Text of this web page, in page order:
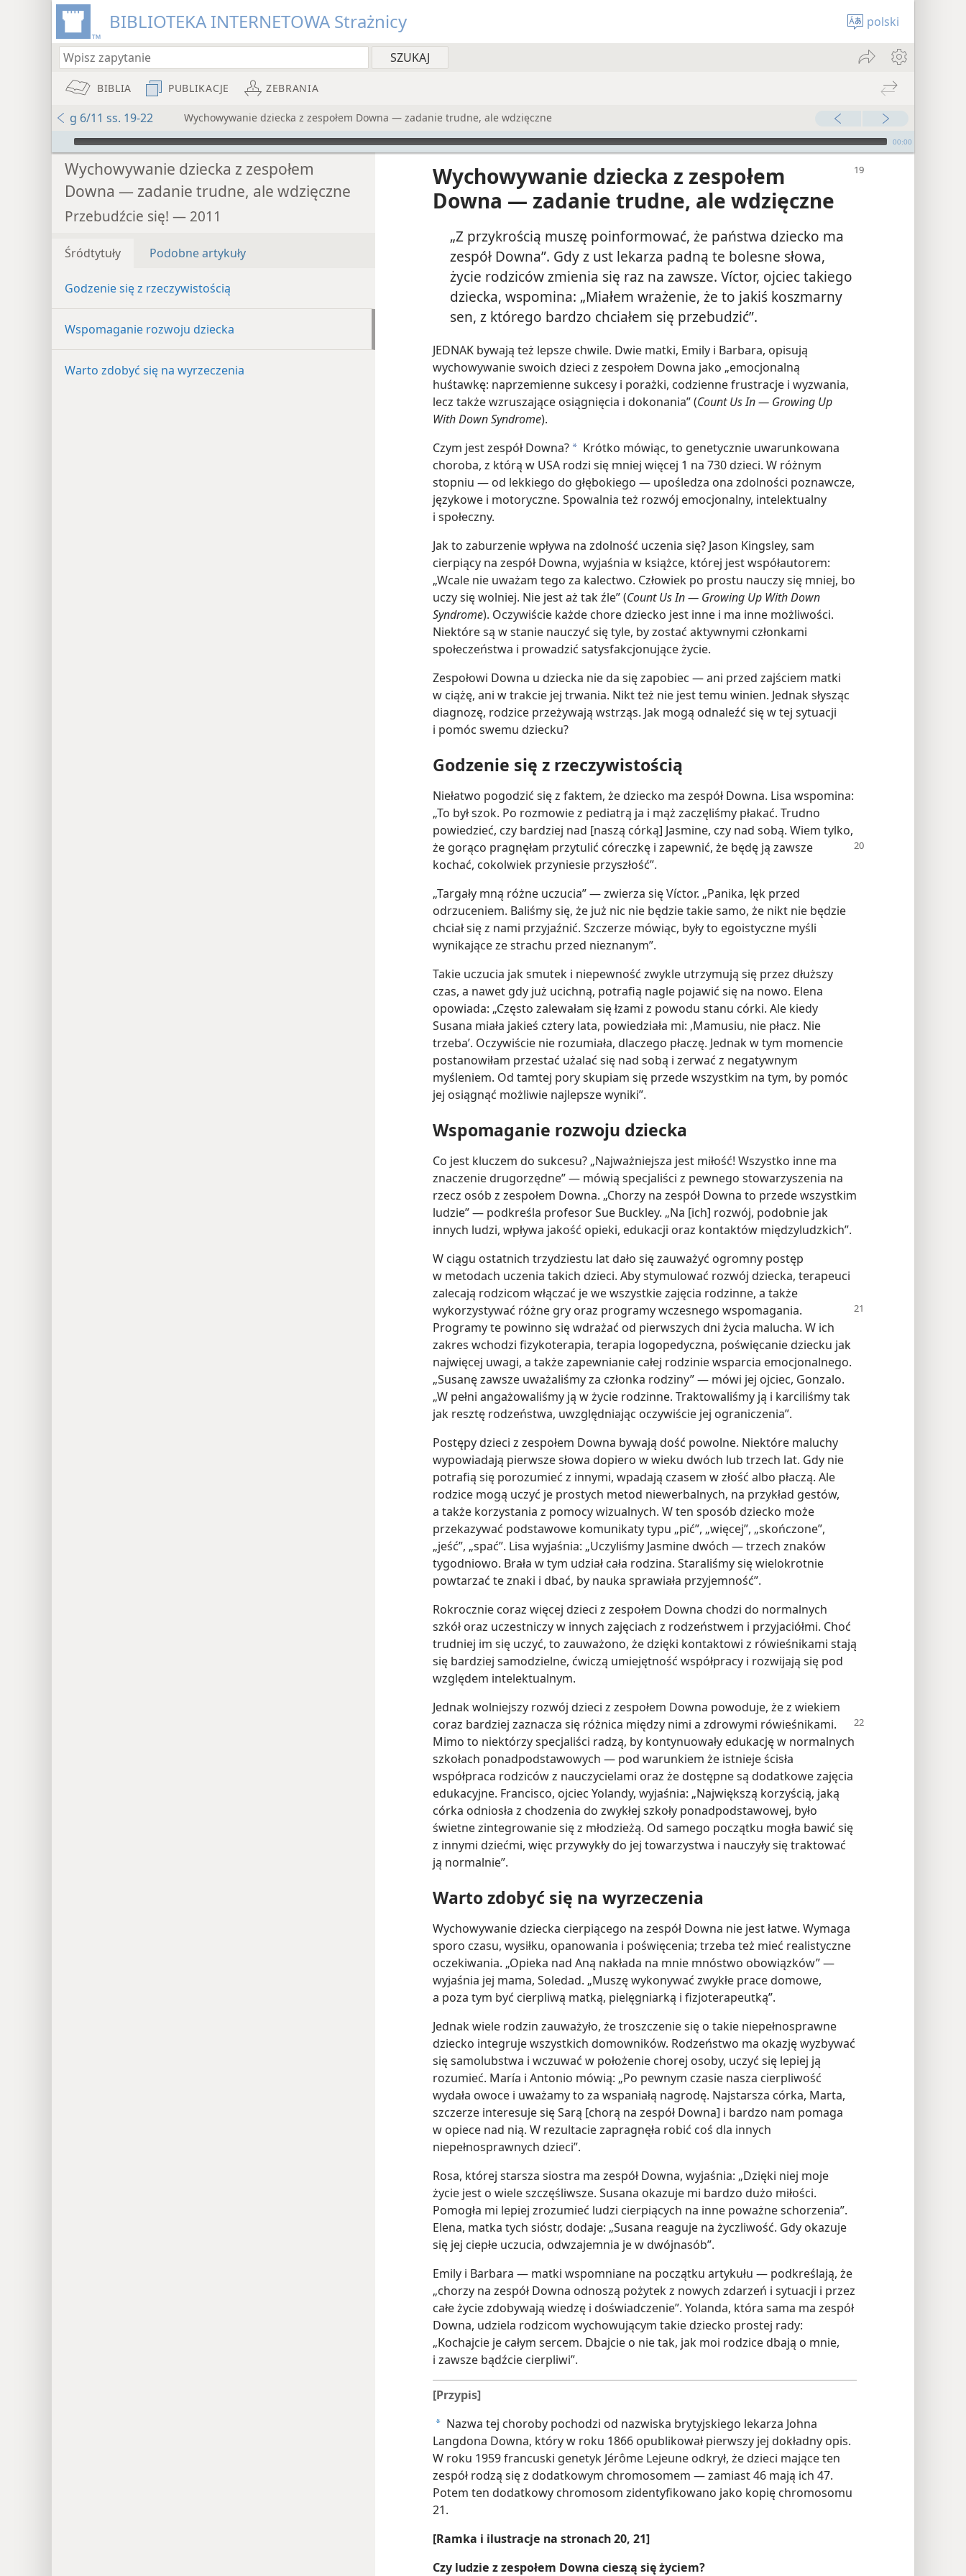
BIBLIOTEKA INTERNETOWA Strażnicy polski
BIBLIA PUBLIKACJE ZEBRANIA
g 6/11 ss. 19-22 Wychowywanie dziecka z zespołem Downa — zadanie trudne, ale wdzięczne
Audio Player 00:00
Wychowywanie dziecka z zespołem
Downa — zadanie trudne, ale wdzięczne
Przebudźcie się! — 2011
Śródtytuły Podobne artykuły
Godzenie się z rzeczywistością
Wspomaganie rozwoju dziecka
Warto zdobyć się na wyrzeczenia
Wychowywanie dziecka z zespołem
Downa — zadanie trudne, ale wdzięczne
„Z przykrością muszę poinformować, że państwa dziecko ma
zespół Downa”. Gdy z ust lekarza padną te bolesne słowa,
życie rodziców zmienia się raz na zawsze. Víctor, ojciec takiego
dziecka, wspomina: „Miałem wrażenie, że to jakiś koszmarny
sen, z którego bardzo chciałem się przebudzić”.
JEDNAK bywają też lepsze chwile. Dwie matki, Emily i Barbara, opisują
wychowywanie swoich dzieci z zespołem Downa jako „emocjonalną
huśtawkę: naprzemienne sukcesy i porażki, codzienne frustracje i wyzwania,
lecz także wzruszające osiągnięcia i dokonania” (Count Us In — Growing Up
With Down Syndrome).
Czym jest zespół Downa? a Krótko mówiąc, to genetycznie uwarunkowana
choroba, z którą w USA rodzi się mniej więcej 1 na 730 dzieci. W różnym
stopniu — od lekkiego do głębokiego — upośledza ona zdolności poznawcze,
językowe i motoryczne. Spowalnia też rozwój emocjonalny, intelektualny
i społeczny.
Jak to zaburzenie wpływa na zdolność uczenia się? Jason Kingsley, sam
cierpiący na zespół Downa, wyjaśnia w książce, której jest współautorem:
„Wcale nie uważam tego za kalectwo. Człowiek po prostu nauczy się mniej, bo
uczy się wolniej. Nie jest aż tak źle” (Count Us In — Growing Up With Down
Syndrome). Oczywiście każde chore dziecko jest inne i ma inne możliwości.
Niektóre są w stanie nauczyć się tyle, by zostać aktywnymi członkami
społeczeństwa i prowadzić satysfakcjonujące życie.
Zespołowi Downa u dziecka nie da się zapobiec — ani przed zajściem matki
w ciążę, ani w trakcie jej trwania. Nikt też nie jest temu winien. Jednak słysząc
diagnozę, rodzice przeżywają wstrząs. Jak mogą odnaleźć się w tej sytuacji
i pomóc swemu dziecku?
Godzenie się z rzeczywistością
Niełatwo pogodzić się z faktem, że dziecko ma zespół Downa. Lisa wspomina:
„To był szok. Po rozmowie z pediatrą ja i mąż zaczęliśmy płakać. Trudno
powiedzieć, czy bardziej nad [naszą córką] Jasmine, czy nad sobą. Wiem tylko,
że gorąco pragnęłam przytulić córeczkę i zapewnić, że będę ją zawsze
kochać, cokolwiek przyniesie przyszłość”.
„Targały mną różne uczucia” — zwierza się Víctor. „Panika, lęk przed
odrzuceniem. Baliśmy się, że już nic nie będzie takie samo, że nikt nie będzie
chciał się z nami przyjaźnić. Szczerze mówiąc, były to egoistyczne myśli
wynikające ze strachu przed nieznanym”.
Takie uczucia jak smutek i niepewność zwykle utrzymują się przez dłuższy
czas, a nawet gdy już ucichną, potrafią nagle pojawić się na nowo. Elena
opowiada: „Często zalewałam się łzami z powodu stanu córki. Ale kiedy
Susana miała jakieś cztery lata, powiedziała mi: ‚Mamusiu, nie płacz. Nie
trzeba’. Oczywiście nie rozumiała, dlaczego płaczę. Jednak w tym momencie
postanowiłam przestać użalać się nad sobą i zerwać z negatywnym
myśleniem. Od tamtej pory skupiam się przede wszystkim na tym, by pomóc
jej osiągnąć możliwie najlepsze wyniki”.
Wspomaganie rozwoju dziecka
Co jest kluczem do sukcesu? „Najważniejsza jest miłość! Wszystko inne ma
znaczenie drugorzędne” — mówią specjaliści z pewnego stowarzyszenia na
rzecz osób z zespołem Downa. „Chorzy na zespół Downa to przede wszystkim
ludzie” — podkreśla profesor Sue Buckley. „Na [ich] rozwój, podobnie jak
innych ludzi, wpływa jakość opieki, edukacji oraz kontaktów międzyludzkich”.
W ciągu ostatnich trzydziestu lat dało się zauważyć ogromny postęp
w metodach uczenia takich dzieci. Aby stymulować rozwój dziecka, terapeuci
zalecają rodzicom włączać je we wszystkie zajęcia rodzinne, a także
wykorzystywać różne gry oraz programy wczesnego wspomagania.
Programy te powinno się wdrażać od pierwszych dni życia malucha. W ich
zakres wchodzi fizykoterapia, terapia logopedyczna, poświęcanie dziecku jak
najwięcej uwagi, a także zapewnianie całej rodzinie wsparcia emocjonalnego.
„Susanę zawsze uważaliśmy za członka rodziny” — mówi jej ojciec, Gonzalo.
„W pełni angażowaliśmy ją w życie rodzinne. Traktowaliśmy ją i karciliśmy tak
jak resztę rodzeństwa, uwzględniając oczywiście jej ograniczenia”.
Postępy dzieci z zespołem Downa bywają dość powolne. Niektóre maluchy
wypowiadają pierwsze słowa dopiero w wieku dwóch lub trzech lat. Gdy nie
potrafią się porozumieć z innymi, wpadają czasem w złość albo płaczą. Ale
rodzice mogą uczyć je prostych metod niewerbalnych, na przykład gestów,
a także korzystania z pomocy wizualnych. W ten sposób dziecko może
przekazywać podstawowe komunikaty typu „pić”, „więcej”, „skończone”,
„jeść”, „spać”. Lisa wyjaśnia: „Uczyliśmy Jasmine dwóch — trzech znaków
tygodniowo. Brała w tym udział cała rodzina. Staraliśmy się wielokrotnie
powtarzać te znaki i dbać, by nauka sprawiała przyjemność”.
Rokrocznie coraz więcej dzieci z zespołem Downa chodzi do normalnych
szkół oraz uczestniczy w innych zajęciach z rodzeństwem i przyjaciółmi. Choć
trudniej im się uczyć, to zauważono, że dzięki kontaktowi z rówieśnikami stają
się bardziej samodzielne, ćwiczą umiejętność współpracy i rozwijają się pod
względem intelektualnym.
Jednak wolniejszy rozwój dzieci z zespołem Downa powoduje, że z wiekiem
coraz bardziej zaznacza się różnica między nimi a zdrowymi rówieśnikami.
Mimo to niektórzy specjaliści radzą, by kontynuowały edukację w normalnych
szkołach ponadpodstawowych — pod warunkiem że istnieje ścisła
współpraca rodziców z nauczycielami oraz że dostępne są dodatkowe zajęcia
edukacyjne. Francisco, ojciec Yolandy, wyjaśnia: „Największą korzyścią, jaką
córka odniosła z chodzenia do zwykłej szkoły ponadpodstawowej, było
świetne zintegrowanie się z młodzieżą. Od samego początku mogła bawić się
z innymi dziećmi, więc przywykły do jej towarzystwa i nauczyły się traktować
ją normalnie”.
Warto zdobyć się na wyrzeczenia
Wychowywanie dziecka cierpiącego na zespół Downa nie jest łatwe. Wymaga
sporo czasu, wysiłku, opanowania i poświęcenia; trzeba też mieć realistyczne
oczekiwania. „Opieka nad Aną nakłada na mnie mnóstwo obowiązków” —
wyjaśnia jej mama, Soledad. „Muszę wykonywać zwykłe prace domowe,
a poza tym być cierpliwą matką, pielęgniarką i fizjoterapeutką”.
Jednak wiele rodzin zauważyło, że troszczenie się o takie niepełnosprawne
dziecko integruje wszystkich domowników. Rodzeństwo ma okazję wyzbywać
się samolubstwa i wczuwać w położenie chorej osoby, uczyć się lepiej ją
rozumieć. María i Antonio mówią: „Po pewnym czasie nasza cierpliwość
wydała owoce i uważamy to za wspaniałą nagrodę. Najstarsza córka, Marta,
szczerze interesuje się Sarą [chorą na zespół Downa] i bardzo nam pomaga
w opiece nad nią. W rezultacie zapragnęła robić coś dla innych
niepełnosprawnych dzieci”.
Rosa, której starsza siostra ma zespół Downa, wyjaśnia: „Dzięki niej moje
życie jest o wiele szczęśliwsze. Susana okazuje mi bardzo dużo miłości.
Pomogła mi lepiej zrozumieć ludzi cierpiących na inne poważne schorzenia”.
Elena, matka tych sióstr, dodaje: „Susana reaguje na życzliwość. Gdy okazuje
się jej ciepłe uczucia, odwzajemnia je w dwójnasób”.
Emily i Barbara — matki wspomniane na początku artykułu — podkreślają, że
„chorzy na zespół Downa odnoszą pożytek z nowych zdarzeń i sytuacji i przez
całe życie zdobywają wiedzę i doświadczenie”. Yolanda, która sama ma zespół
Downa, udziela rodzicom wychowującym takie dziecko prostej rady:
„Kochajcie je całym sercem. Dbajcie o nie tak, jak moi rodzice dbają o mnie,
i zawsze bądźcie cierpliwi”.
[Przypis]
a Nazwa tej choroby pochodzi od nazwiska brytyjskiego lekarza Johna
Langdona Downa, który w roku 1866 opublikował pierwszy jej dokładny opis.
W roku 1959 francuski genetyk Jérôme Lejeune odkrył, że dzieci mające ten
zespół rodzą się z dodatkowym chromosomem — zamiast 46 mają ich 47.
Potem ten dodatkowy chromosom zidentyfikowano jako kopię chromosomu
21.
[Ramka i ilustracje na stronach 20, 21]
Czy ludzie z zespołem Downa cieszą się życiem?